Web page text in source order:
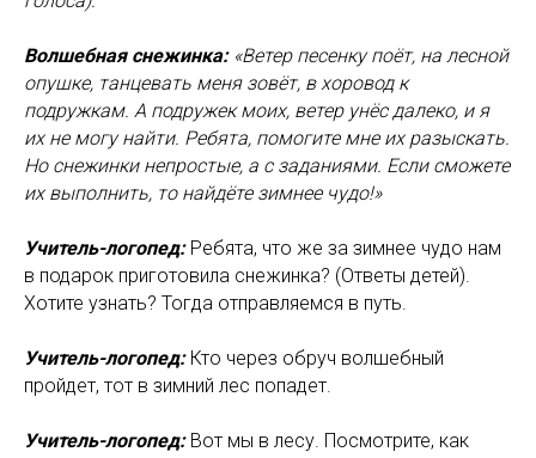
Волшебная снежинка: «Ветер песенку поёт, на лесной
опушке, танцевать меня зовёт, в хоровод к
подружкам. А подружек моих, ветер унёс далеко, и я
их не могу найти. Ребята, помогите мне их разыскать.
Но снежинки непростые, а с заданиями. Если сможете
их выполнить, то найдёте зимнее чудо!»
Учитель-логопед:Ребята, что же за зимнее чудо нам
в подарок приготовила снежинка? (Ответы детей).
Хотите узнать? Тогда отправляемся в путь.
Учитель-логопед:Кто через обруч волшебный
пройдет, тот в зимний лес попадет.
Учитель-логопед:Вот мы в лесу. Посмотрите, как